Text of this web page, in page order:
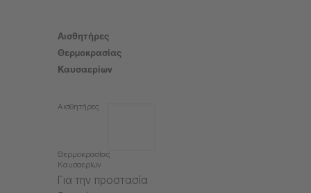
Αισθητήρες
Θερμοκρασίας
Καυσαερίων
Αισθητήρες
Θερμοκρασίας
Καυσαερίων
Για την προστασία